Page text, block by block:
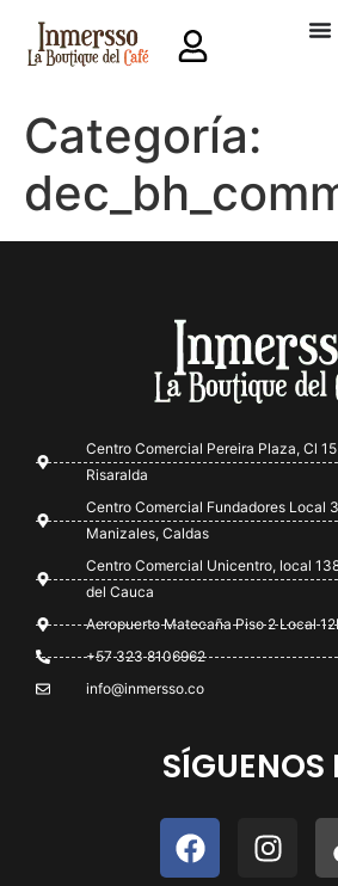
Categoría:
Centro Comercial Pereira Plaza, Cl
Risaralda
Centro Comercial Fundadores
Manizales, Caldas
Centro Comercial Unicentro, local
del Cauca
Aeropuerto Matecaña Piso 2 Local
+57 323 8106962
info@inmersso.co
SÍGUENOS